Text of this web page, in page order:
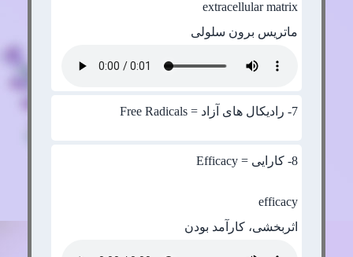
extracellular matrix
ماتریس برون سلولی
7- رادیکال های آزاد = Free Radicals
8- کارایی = Efficacy
efficacy
اثربخشی، کارآمد بودن